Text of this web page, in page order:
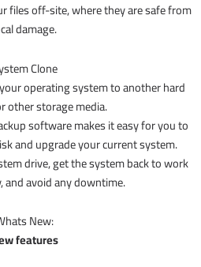
files off-site, where they are safe from
damage.
Clone
operating system to another hard
other storage media.
software makes it easy for you to
and upgrade your current system.
drive, get the system back to work
and avoid any downtime.
New:
features